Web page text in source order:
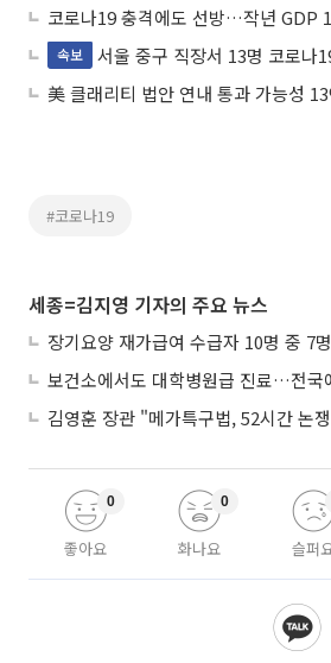
코로나19 충격에도 선방…작년 GDP
속보
서울 중구 직장서 13명 코로나
#코로나19
세종=김지영 기자의 주요 뉴스
김영훈 장관 "메가특구법, 52시간 논
좋아요
0
화나요
0
슬퍼